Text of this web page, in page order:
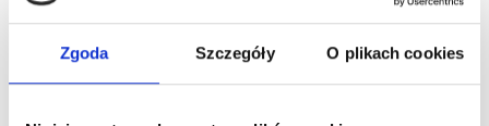
Zgoda Szczegóły O plikach cookies
Porady sprzątające
Sprzątanie klatek schodowych – jak to
zrobić najlepiej? Poradnik dla wspólnot i